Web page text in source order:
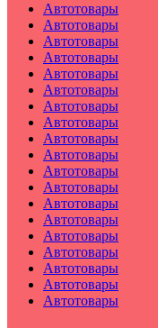
Автотовары
Автотовары
Автотовары
Автотовары
Автотовары
Автотовары
Автотовары
Автотовары
Автотовары
Автотовары
Автотовары
Автотовары
Автотовары
Автотовары
Автотовары
Автотовары
Автотовары
Автотовары
Автотовары